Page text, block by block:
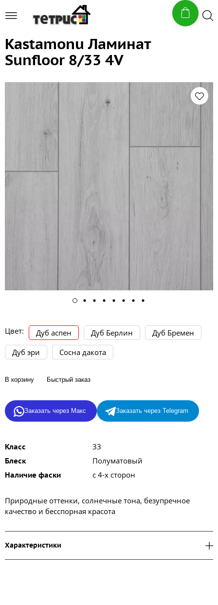
Kastamonu Ламинат
Sunfloor 8/33 4V
Цвет: Дуб аспен Дуб Берлин
Дуб Бремен
Дуб эри
Сосна дакота
В корзину Быстрый заказ
Заказать через Макс Заказать через Telegram
Класс 33
Блеск Полуматовый
Наличие фаски с 4-х сторон
Природные оттенки, солнечные тона, безупречное
качество и бесспорная красота
Характеристики